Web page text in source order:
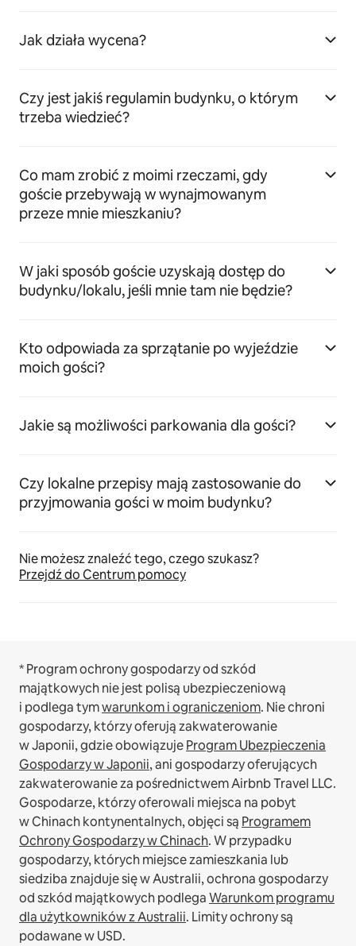
Jak działa wycena?
Czy jest jakiś regulamin budynku, o którym
trzeba wiedzieć?
Co mam zrobić z moimi rzeczami, gdy
goście przebywają w wynajmowanym
przeze mnie mieszkaniu?
W jaki sposób goście uzyskają dostęp do
budynku/lokalu, jeśli mnie tam nie będzie?
Kto odpowiada za sprzątanie po wyjeździe
moich gości?
Jakie są możliwości parkowania dla gości?
Czy lokalne przepisy mają zastosowanie do
przyjmowania gości w moim budynku?
Nie możesz znaleźć tego, czego szukasz?
Przejdź do Centrum pomocy
* Program ochrony gospodarzy od szkód
majątkowych nie jest polisą ubezpieczeniową
i podlega tymwarunkom i ograniczeniom. Nie chroni
gospodarzy, którzy oferują zakwaterowanie
w Japonii, gdzie obowiązujeProgram Ubezpieczenia
Gospodarzy w Japonii, ani gospodarzy oferujących
zakwaterowanie za pośrednictwem Airbnb Travel LLC.
Gospodarze, którzy oferowali miejsca na pobyt
w Chinach kontynentalnych, objęci są Programem
Ochrony Gospodarzy w Chinach.W przypadku
gospodarzy, których miejsce zamieszkania lub
siedziba znajduje się w Australii, ochrona gospodarzy
od szkód majątkowych podlegaWarunkom programu
dla użytkowników z Australii. Limity ochrony są
podawane w USD.